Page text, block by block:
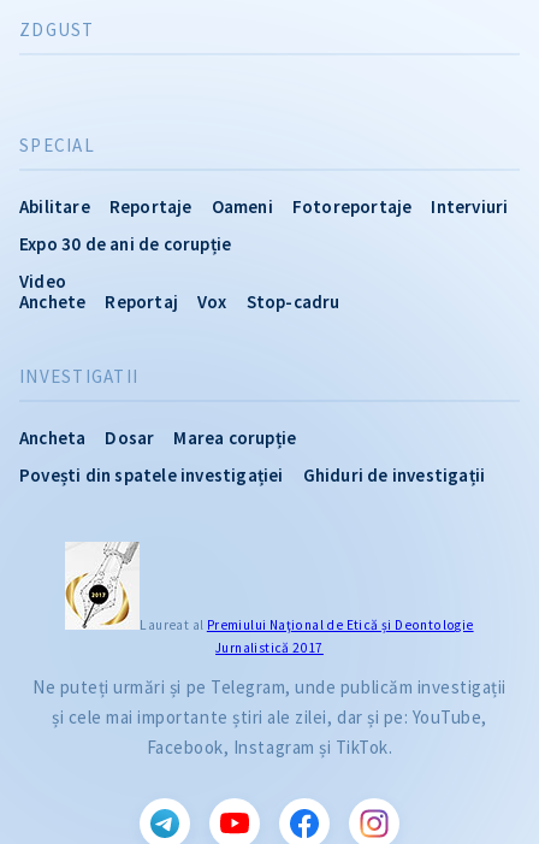
INVESTIGATII
Ancheta Dosar
Marea corupție
Povești din spatele investigației
Ghiduri de investigații
SPECIAL
Abilitare Reportaje Oameni Fotoreportaje
Interviuri
Expo 30 de ani de corupție
Video
Anchete
Reportaj Vox Stop-cadru
ZDGUST
Laureat al Premiului Naţional de Etică și Deontologie
Jurnalistică 2017
Ne puteți urmări și pe Telegram, unde publicăm investigații
și cele mai importante știri ale zilei, dar și pe: YouTube,
Facebook, Instagram și TikTok.